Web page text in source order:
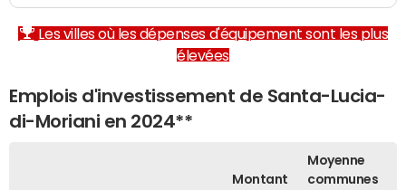
Les villes où les dépenses d'équipement sont les plus
élevées
Emplois d'investissement de Santa-Lucia-
di-Moriani en 2024**
Montant
Moyenne
communes